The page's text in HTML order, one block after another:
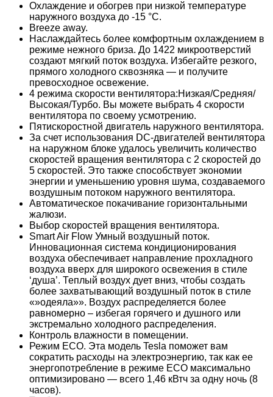
Охлаждение и обогрев при низкой температуре
наружного воздуха до -15 °С.
Breeze away.
Наслаждайтесь более комфортным охлаждением в
режиме нежного бриза. До 1422 микроотверстий
создают мягкий поток воздуха. Избегайте резкого,
прямого холодного сквозняка — и получите
превосходное освежение.
4 режима скорости вентилятора:Низкая/Средняя/
Высокая/Турбо. Вы можете выбрать 4 скорости
вентилятора по своему усмотрению.
Пятискоростной двигатель наружного вентилятора.
За счет использования DC-двигателей вентилятора
на наружном блоке удалось увеличить количество
скоростей вращения вентилятора с 2 скоростей до
5 скоростей. Это также способствует экономии
энергии и уменьшению уровня шума, создаваемого
воздушным потоком наружного вентилятора.
Автоматическое покачивание горизонтальными
жалюзи.
Выбор скоростей вращения вентилятора.
Smart Air Flow Умный воздушный поток.
Инновационная система кондиционирования
воздуха обеспечивает направление прохладного
воздуха вверх для широкого освежения в стиле
‘душа’. Теплый воздух дует вниз, чтобы создать
более захватывающий воздушный поток в стиле
«»одеяла»». Воздух распределяется более
равномерно – избегая горячего и душного или
экстремально холодного распределения.
Контроль влажности в помещении.
Режим ECO. Эта модель Tesla поможет вам
сократить расходы на электроэнергию, так как ее
энергопотребление в режиме ECO максимально
оптимизировано — всего 1,46 кВтч за одну ночь (8
часов).